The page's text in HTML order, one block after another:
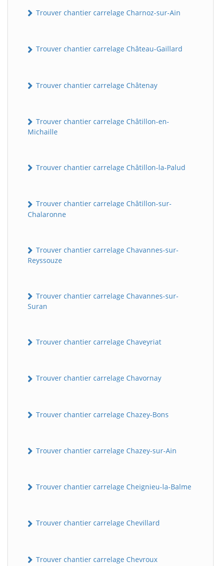
Trouver chantier carrelage Charnoz-sur-Ain
Trouver chantier carrelage Château-Gaillard
Trouver chantier carrelage Châtenay
Trouver chantier carrelage Châtillon-en-
Michaille
Trouver chantier carrelage Châtillon-la-Palud
Trouver chantier carrelage Châtillon-sur-
Chalaronne
Trouver chantier carrelage Chavannes-sur-
Reyssouze
Trouver chantier carrelage Chavannes-sur-
Suran
Trouver chantier carrelage Chaveyriat
Trouver chantier carrelage Chavornay
Trouver chantier carrelage Chazey-Bons
Trouver chantier carrelage Chazey-sur-Ain
Trouver chantier carrelage Cheignieu-la-Balme
Trouver chantier carrelage Chevillard
Trouver chantier carrelage Chevroux